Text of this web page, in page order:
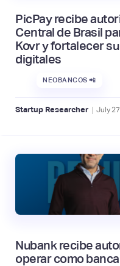
PicPay recibe
Central de Brasil
Kovr y fortalecer
digitales
NEOBANCOS 📲
Startup Researcher | July 27
Nubank recibe
operar como